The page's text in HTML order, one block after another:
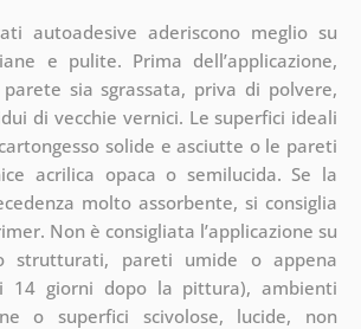
autoadesive aderiscono meglio su
e pulite. Prima dell’applicazione,
sia sgrassata, priva di polvere,
di vecchie vernici. Le superfici ideali
solide e asciutte o le pareti
acrilica opaca o semilucida. Se la
molto assorbente, si consiglia
Non è consigliata l’applicazione su
strutturati, pareti umide o appena
14 giorni dopo la pittura), ambienti
o superfici scivolose, lucide, non